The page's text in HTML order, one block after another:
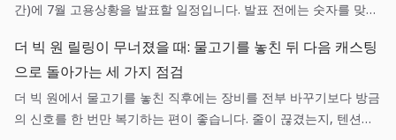
간)에 7월 고용상황을 발표할 일정입니다. 발표 전에는 숫자를 맞히
질지 미리 정하는 편이 실무에 도움이 됩니다.
더 빅 원 릴링이 무너졌을 때: 물고기를 놓친 뒤 다음 캐스팅
으로 돌아가는 세 가지 점검
더 빅 원에서 물고기를 놓친 직후에는 장비를 전부 바꾸기보다 방금
의 신호를 한 번만 복기하는 편이 좋습니다. 줄이 끊겼는지, 텐션이